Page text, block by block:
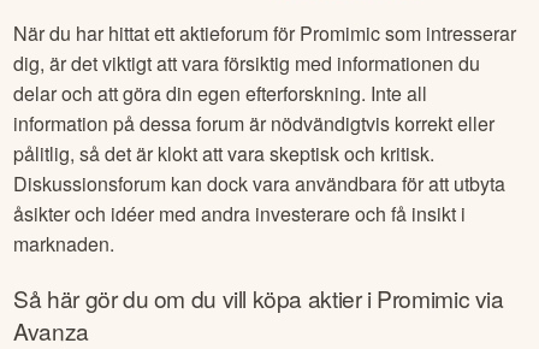
När du har hittat ett aktieforum för Promimicsom intresserar
dig, är det viktigt att vara försiktig med informationen du
delar och att göra din egen efterforskning. Inte all
information på dessa forum är nödvändigtvis korrekt eller
pålitlig, så det är klokt att vara skeptisk och kritisk.
Diskussionsforum kan dock vara användbara för att utbyta
åsikter och idéer med andra investerare och få insikt i
marknaden.
Så här gör du om du vill köpa aktier iPromimicvia
Avanza